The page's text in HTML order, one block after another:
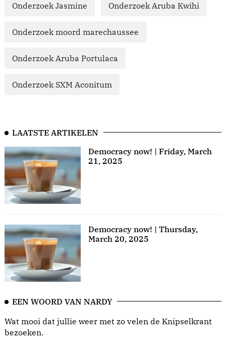
Onderzoek Jasmine Onderzoek Aruba Kwihi
Onderzoek moord marechaussee
Onderzoek Aruba Portulaca
Onderzoek SXM Aconitum
LAATSTE ARTIKELEN
Democracy now! | Friday, March
21, 2025
Democracy now! | Thursday,
March 20, 2025
EEN WOORD VAN NARDY
Wat mooi dat jullie weer met zo velen de Knipselkrant
bezoeken.